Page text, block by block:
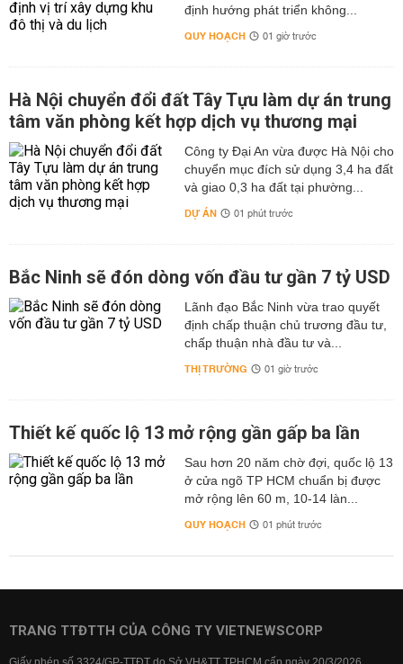
định hướng phát triển không...
QUY HOẠCH 01 giờ trước
Hà Nội chuyển đổi đất Tây Tựu làm dự án trung
tâm văn phòng kết hợp dịch vụ thương mại
Công ty Đại An vừa được Hà Nội cho
chuyển mục đích sử dụng 3,4 ha đất
và giao 0,3 ha đất tại phường...
DỰ ÁN 01 phút trước
Bắc Ninh sẽ đón dòng vốn đầu tư gần 7 tỷ USD
Lãnh đạo Bắc Ninh vừa trao quyết
định chấp thuận chủ trương đầu tư,
chấp thuận nhà đầu tư và...
THỊ TRƯỜNG 01 giờ trước
Thiết kế quốc lộ 13 mở rộng gần gấp ba lần
Sau hơn 20 năm chờ đợi, quốc lộ 13
ở cửa ngõ TP HCM chuẩn bị được
mở rộng lên 60 m, 10-14 làn...
QUY HOẠCH 01 phút trước
TRANG TTĐTTH CỦA CÔNG TY VIETNEWSCORP